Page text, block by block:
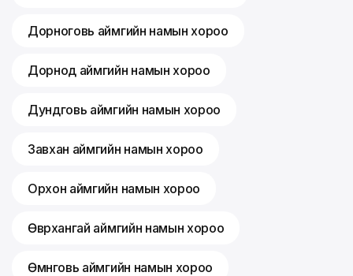
Дорноговь аймгийн намын хороо
Дорнод аймгийн намын хороо
Дундговь аймгийн намын хороо
Завхан аймгийн намын хороо
Орхон аймгийн намын хороо
Өвөрхангай аймгийн намын хороо
Өмнөговь аймгийн намын хороо